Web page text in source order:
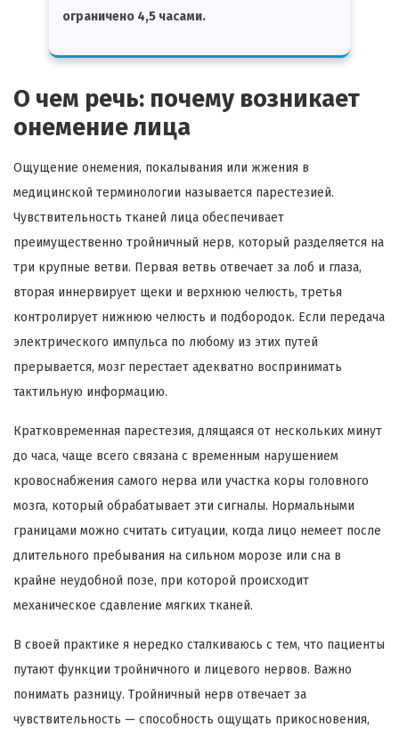
ограничено 4,5 часами.
О чем речь: почему возникает
онемение лица
Ощущение онемения, покалывания или жжения в
медицинской терминологии называется парестезией.
Чувствительность тканей лица обеспечивает
преимущественно тройничный нерв, который разделяется на
три крупные ветви. Первая ветвь отвечает за лоб и глаза,
вторая иннервирует щеки и верхнюю челюсть, третья
контролирует нижнюю челюсть и подбородок. Если передача
электрического импульса по любому из этих путей
прерывается, мозг перестает адекватно воспринимать
тактильную информацию.
Кратковременная парестезия, длящаяся от нескольких минут
до часа, чаще всего связана с временным нарушением
кровоснабжения самого нерва или участка коры головного
мозга, который обрабатывает эти сигналы. Нормальными
границами можно считать ситуации, когда лицо немеет после
длительного пребывания на сильном морозе или сна в
крайне неудобной позе, при которой происходит
механическое сдавление мягких тканей.
В своей практике я нередко сталкиваюсь с тем, что пациенты
путают функции тройничного и лицевого нервов. Важно
понимать разницу. Тройничный нерв отвечает за
чувствительность — способность ощущать прикосновения,